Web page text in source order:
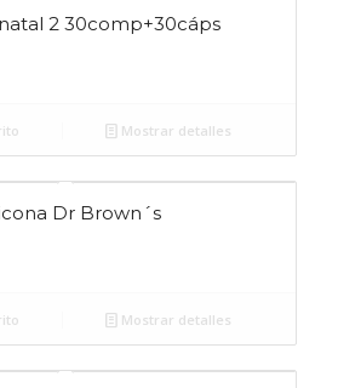
2 30comp+30cáps
Mostrar detalles
Dr Brown´s
Mostrar detalles